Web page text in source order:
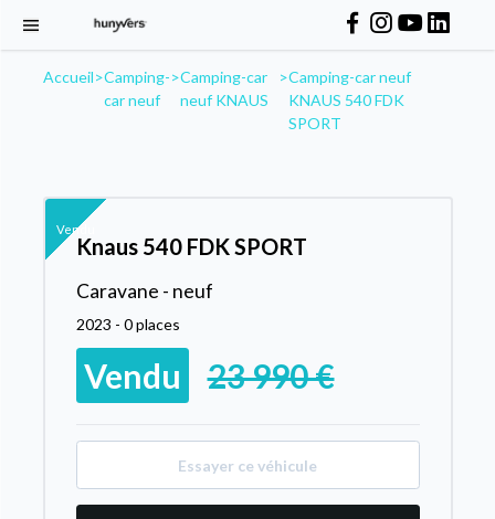
Accueil>Camping-
car neuf
>Camping-car
neuf KNAUS
>Camping-car neuf
KNAUS 540 FDK
SPORT
Vendu
Knaus 540 FDK SPORT
Caravane - neuf
2023 - 0 places
Vendu 23 990 €
Essayer ce véhicule